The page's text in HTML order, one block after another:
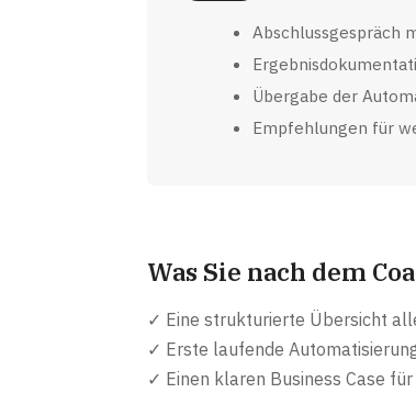
Abschlussgespräch
Übergabe der
Empfehlungen für
Was Sie nach dem
✓ Eine strukturierte Übersicht
✓ Erste laufende
✓ Einen klaren Business Case